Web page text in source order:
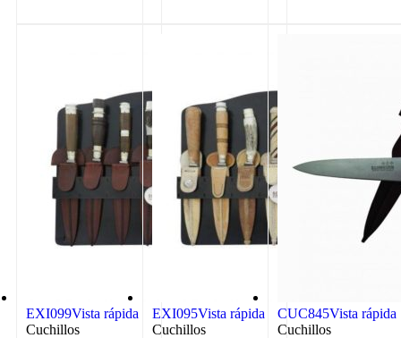
EXI099Vista rápida
Cuchillos
EXI095Vista rápida
Cuchillos
CUC845Vista rápida
Cuchillos